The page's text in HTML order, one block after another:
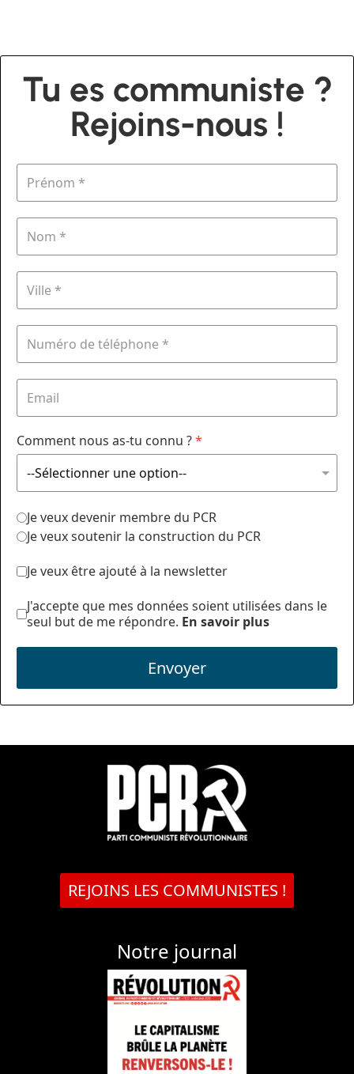
Tu es communiste ?
Rejoins-nous !
Comment nous as-tu connu ?*
Je veux devenir membre du PCR
Je veux soutenir la construction du PCR
Je veux être ajouté à la newsletter
J'accepte que mes données soient utilisées dans le
seul but de me répondre. En savoir plus
Envoyer
REJOINS LES COMMUNISTES !
Notre journal